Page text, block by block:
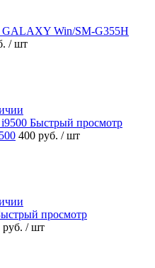
GALAXY Win/SM-G355H
/ шт
Быстрый просмотр
400 руб. / шт
просмотр
руб. / шт